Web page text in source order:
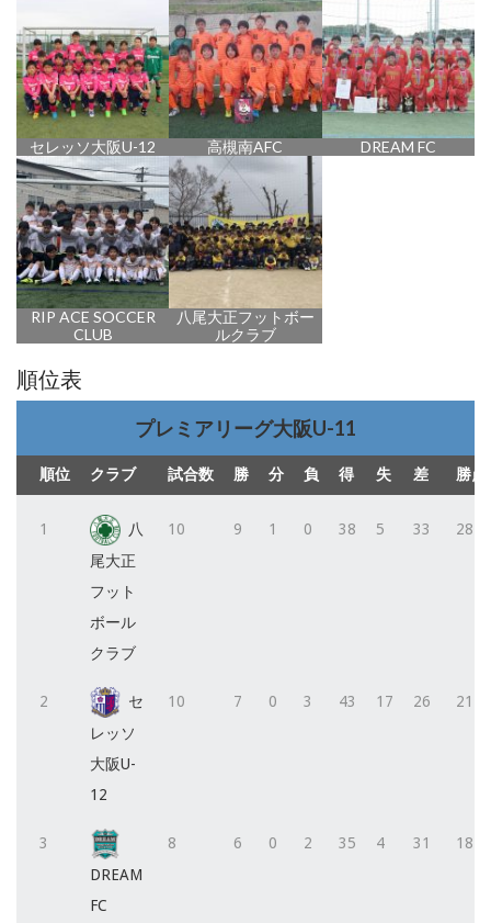
セレッソ大阪U-12 高槻南AFC DREAM FC
RIP ACE SOCCER
CLUB
八尾大正フットボー
ルクラブ
順位表
プレミアリーグ大阪U-11
順位 クラブ 試合数 勝 分 負 得 失 差 勝点
1
八
尾大正
フット
ボール
クラブ
10 9 1 0 38 5 33 28
2
セ
レッソ
大阪U-
12
10 7 0 3 43 17 26 21
3
DREAM
FC
8 6 0 2 35 4 31 18